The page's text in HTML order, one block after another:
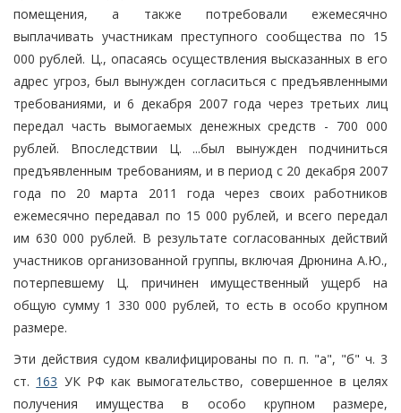
помещения, а также потребовали ежемесячно
выплачивать участникам преступного сообщества по 15
000 рублей. Ц., опасаясь осуществления высказанных в его
адрес угроз, был вынужден согласиться с предъявленными
требованиями, и 6 декабря 2007 года через третьих лиц
передал часть вымогаемых денежных средств - 700 000
рублей. Впоследствии Ц. ...был вынужден подчиниться
предъявленным требованиям, и в период с 20 декабря 2007
года по 20 марта 2011 года через своих работников
ежемесячно передавал по 15 000 рублей, и всего передал
им 630 000 рублей. В результате согласованных действий
участников организованной группы, включая Дрюнина А.Ю.,
потерпевшему Ц. причинен имущественный ущерб на
общую сумму 1 330 000 рублей, то есть в особо крупном
размере.
Эти действия судом квалифицированы по п. п. "а", "б" ч. 3
ст. 163 УК РФ как вымогательство, совершенное в целях
получения имущества в особо крупном размере,